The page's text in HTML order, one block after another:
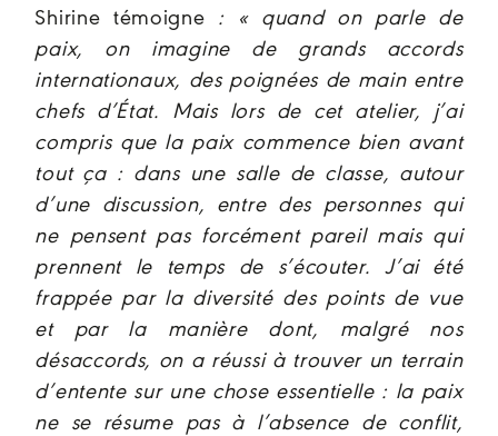
Shirine témoigne
: « quand on parle de
paix, on imagine de grands accords
internationaux, des poignées de main entre
chefs d’État. Mais lors de cet atelier, j’ai
compris que la paix commence bien avant
tout ça : dans une salle de classe, autour
d’une discussion, entre des personnes qui
ne pensent pas forcément pareil mais qui
prennent le temps de s’écouter. J’ai été
frappée par la diversité des points de vue
et par la manière dont, malgré nos
désaccords, on a réussi à trouver un terrain
d’entente sur une chose essentielle : la paix
ne se résume pas à l’absence de conflit,